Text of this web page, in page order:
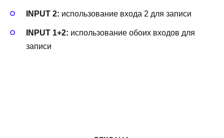
INPUT 2: использование входа 2 для записи
INPUT 1+2: использование обоих входов для
записи